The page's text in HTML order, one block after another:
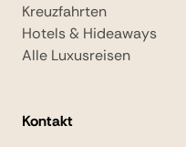
Kreuzfahrten
Hotels & Hideaways
Alle Luxusreisen
Kontakt